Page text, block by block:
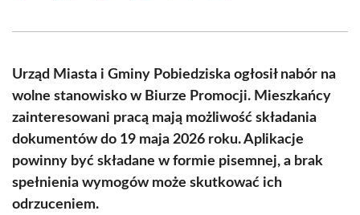
(Twitter)
Urząd Miasta i Gminy Pobiedziska ogłosił nabór na
wolne stanowisko w Biurze Promocji. Mieszkańcy
zainteresowani pracą mają możliwość składania
dokumentów do 19 maja 2026 roku. Aplikacje
powinny być składane w formie pisemnej, a brak
spełnienia wymogów może skutkować ich
odrzuceniem.